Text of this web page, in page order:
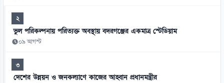
২
ভুল পরিকল্পনায় পরিত্যক্ত অবস্থায় বদরগঞ্জের একমাত্র স্টেডিয়াম
০৯ আগস্ট
৩
দেশের উন্নয়ন ও জনকল্যাণে কাজের আহ্বান প্রধানমন্ত্রীর